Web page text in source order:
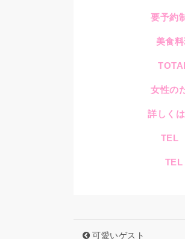
要予約
美食
女性の
詳しく
TEL
TEL
可愛いゲスト